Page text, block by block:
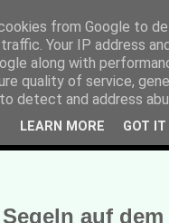
Sonntag
mehr
auf
from Google to
Your IP address
along with
quality of service,
detect and address
LEARN MORE GOT IT